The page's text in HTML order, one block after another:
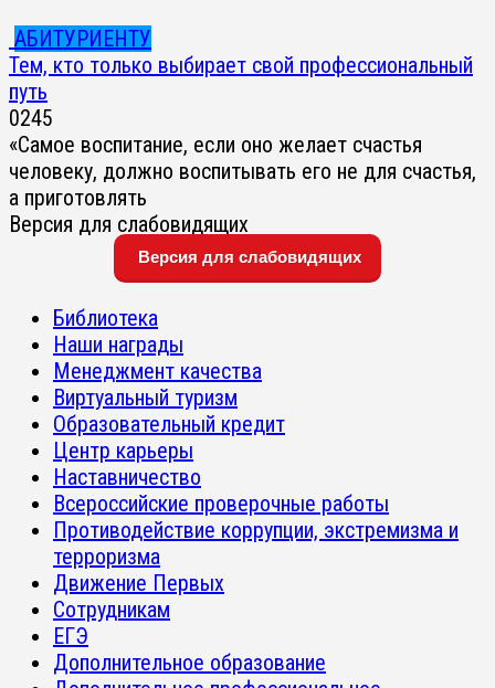
АБИТУРИЕНТУ
Тем, кто только выбирает свой профессиональный
путь
0245
«Самое воспитание, если оно желает счастья
человеку, должно воспитывать его не для счастья,
а приготовлять
Версия для слабовидящих
Версия для слабовидящих
Библиотека
Наши награды
Менеджмент качества
Виртуальный туризм
Образовательный кредит
Центр карьеры
Наставничество
Всероссийские проверочные работы
Противодействие коррупции, экстремизма и
терроризма
Движение Первых
Сотрудникам
ЕГЭ
Дополнительное образование